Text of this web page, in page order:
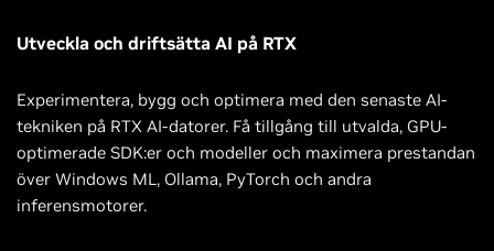
Utveckla och driftsätta AI på RTX
Experimentera, bygg och optimera med den senaste AI-
tekniken på RTX AI-datorer. Få tillgång till utvalda, GPU-
optimerade SDK:er och modeller och maximera prestandan
över Windows ML, Ollama, PyTorch och andra
inferensmotorer.